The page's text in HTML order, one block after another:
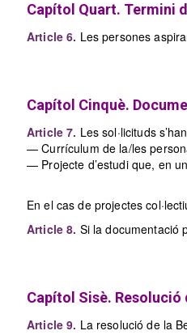
Capítol Quart. Termini
Article 6. Les persones
Capítol Cinquè.
Article 7. Les sol·licituds
— Currículum de la/les
— Projecte d’estudi que, en
En el cas de projectes
Article 8. Si la documentació
Capítol Sisè. Resolució
Article 9. La resolució de la